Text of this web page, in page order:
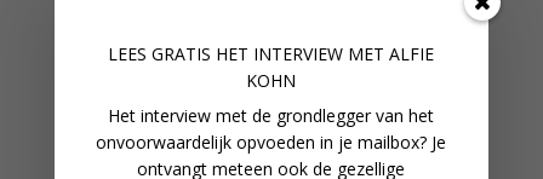
AANBIEDING!
LEES GRATIS HET INTERVIEW MET ALFIE
KOHN
Het interview met de grondlegger van het
onvoorwaardelijk opvoeden in je mailbox? Je
ontvangt meteen ook de gezellige